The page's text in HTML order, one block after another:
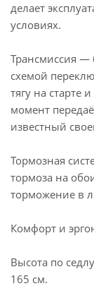
делает
условиях.
Трансмиссия —
схемой
тягу на старте
момент
известный
Тормозная
тормоза на
торможение в
Комфорт и
Высота по
165 см.